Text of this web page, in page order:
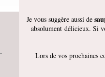
Je vous suggère aussi de
absolument délicieux. Si
Lors de vos prochaines